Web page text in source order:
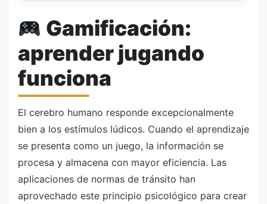
Gamificación:
aprender jugando
funciona
El cerebro humano responde excepcionalmente
bien a los estímulos lúdicos. Cuando el aprendizaje
se presenta como un juego, la información se
procesa y almacena con mayor eficiencia. Las
aplicaciones de normas de tránsito han
aprovechado este principio psicológico para crear